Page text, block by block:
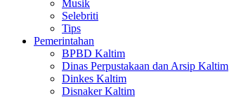
Musik
Selebriti
Tips
Pemerintahan
BPBD Kaltim
Dinas Perpustakaan dan Arsip Kaltim
Dinkes Kaltim
Disnaker Kaltim